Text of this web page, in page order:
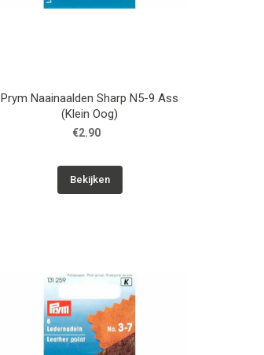
Prym Naainaalden Sharp N5-9 Ass
(Klein Oog)
€2.90
Bekijken